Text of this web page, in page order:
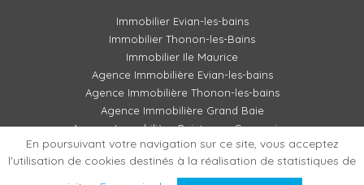
Immobilier Evian-les-bains
Immobilier Thonon-les-Bains
Immobilier Ile Maurice
Agence Immobilière Evian-les-bains
Agence Immobilière Thonon-les-bains
Agence Immobilière Grand Baie
Agence Immobilière Pointe aux Canonniers
En poursuivant votre navigation sur ce site, vous acceptez
l'utilisation de cookies destinés à la réalisation de statistiques de